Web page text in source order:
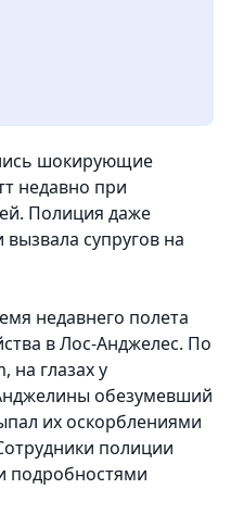
шокирующие
недавно при
Полиция даже
супругов на
недавнего полета
в Лос-Анджелес. По
на глазах у
обезумевший
их оскорблениями
полиции
подробностями